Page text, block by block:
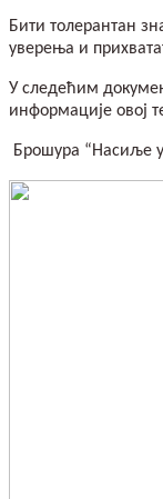
Бити толерантан
уверења и
У следећим
информације овој
Брошура “Насиље